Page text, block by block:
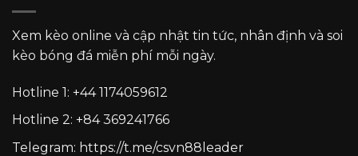
Xem kèo online và cập nhật tin tức, nhân định và soi
kèo bóng đá miễn phí mỗi ngày.
Hotline 1: +44 1174059612
Hotline 2: +84 369241766
Telegram: https://t.me/csvn88leader